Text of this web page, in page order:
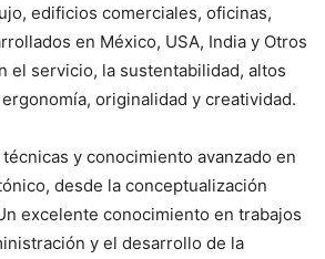
edificios comerciales, oficinas,
en México, USA, India y Otros
el servicio, la sustentabilidad, altos
originalidad y creatividad.
y conocimiento avanzado en
desde la conceptualización
excelente conocimiento en trabajos
y el desarrollo de la